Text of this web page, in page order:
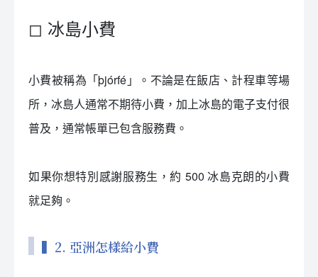
◻ 冰島小費
小費被稱為「þjórfé」。不論是在飯店、計程車等場
所，冰島人通常不期待小費，加上冰島的電子支付很
普及，通常帳單已包含服務費。
如果你想特別感謝服務生，約 500 冰島克朗的小費
就足夠。
▍2. 亞洲怎樣給小費